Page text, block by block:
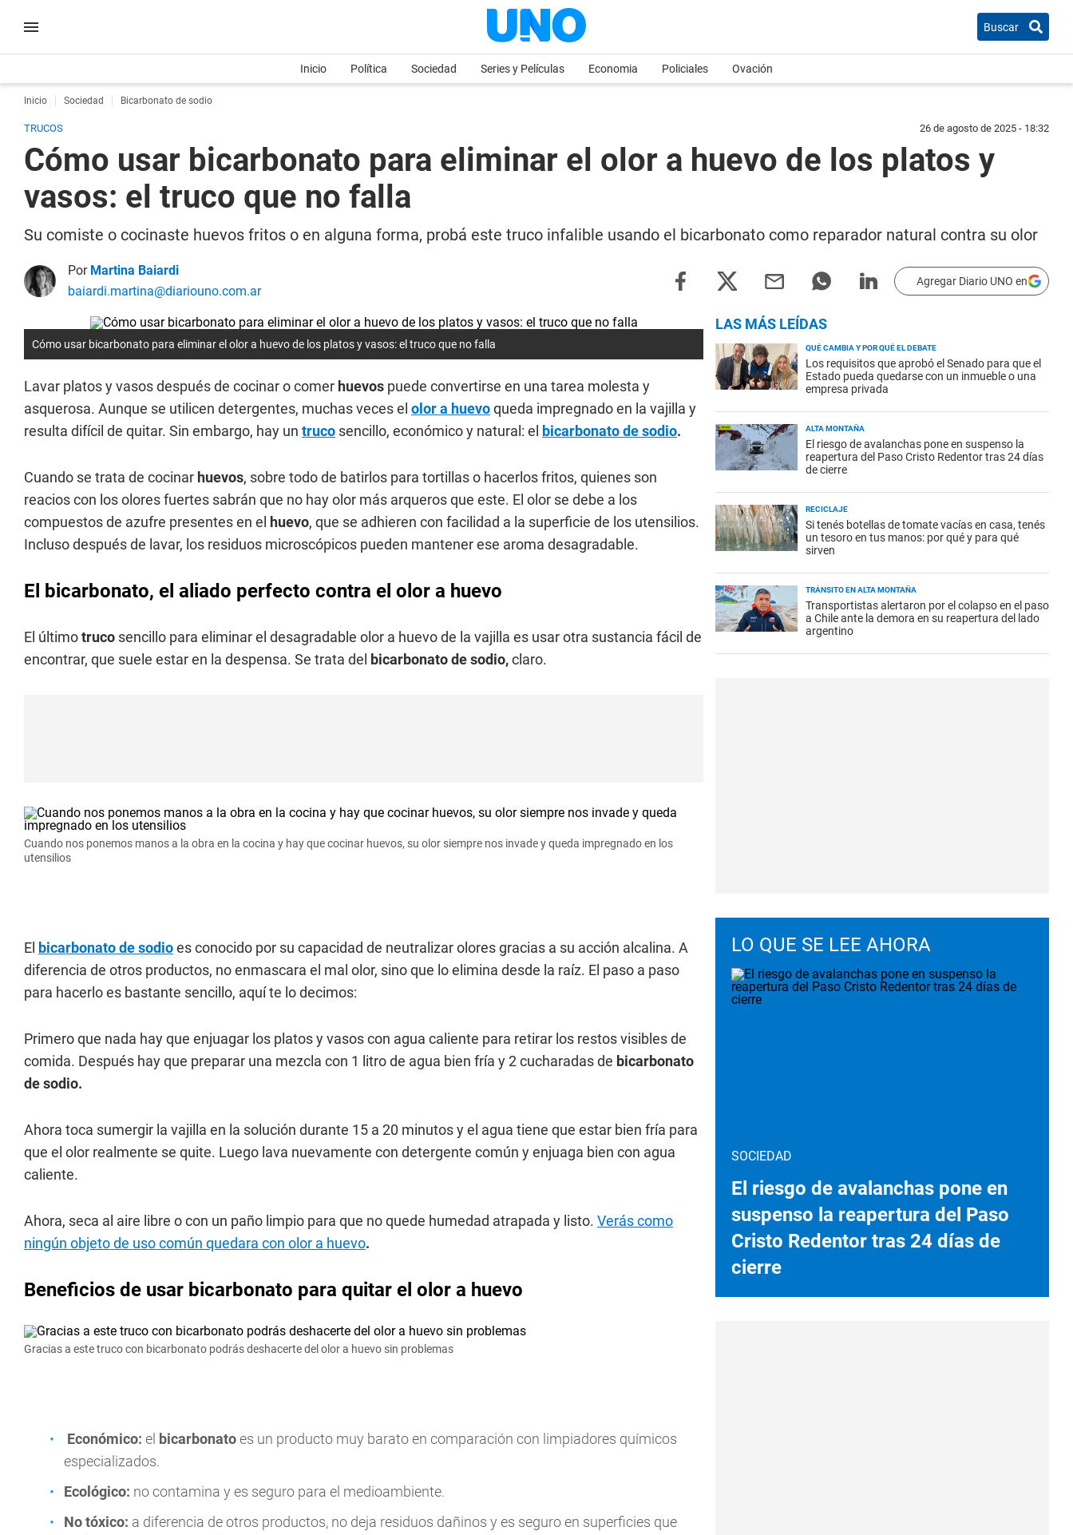
Buscar
Inicio Política Sociedad Series y Películas Economia Policiales Ovación
Inicio Sociedad Bicarbonato de sodio
TRUCOS 26 de agosto de 2025 - 18:32
Cómo usar bicarbonato para eliminar el olor a huevo de los platos y
vasos: el truco que no falla
Su comiste o cocinaste huevos fritos o en alguna forma, probá este truco infalible usando el bicarbonato como reparador natural contra su olor
Por Martina Baiardi
baiardi.martina@diariouno.com.ar
Agregar Diario UNO en
Cómo usar bicarbonato para eliminar el olor a huevo de los platos y vasos: el truco que no falla
Lavar platos y vasos después de cocinar o comer huevos puede convertirse en una tarea molesta y
asquerosa. Aunque se utilicen detergentes, muchas veces el olor a huevoqueda impregnado en la vajilla y
resulta difícil de quitar. Sin embargo, hay un truco sencillo, económico y natural: el bicarbonato de sodio.
Cuando se trata de cocinar huevos, sobre todo de batirlos para tortillas o hacerlos fritos, quienes son
reacios con los olores fuertes sabrán que no hay olor más arqueros que este. El olor se debe a los
compuestos de azufre presentes en el huevo, que se adhieren con facilidad a la superficie de los utensilios.
Incluso después de lavar, los residuos microscópicos pueden mantener ese aroma desagradable.
El bicarbonato, el aliado perfecto contra el olor a huevo
El últimotruco sencillo para eliminar el desagradable olor a huevo de la vajilla es usar otra sustancia fácil de
encontrar, que suele estar en la despensa. Se trata del bicarbonato de sodio,claro.
Cuando nos ponemos manos a la obra en la cocina y hay que cocinar huevos, su olor siempre nos invade y queda impregnado en los
utensilios
El bicarbonato de sodioes conocido por su capacidad de neutralizar olores gracias a su acción alcalina. A
diferencia de otros productos, no enmascara el mal olor, sino que lo elimina desde la raíz. El paso a paso
para hacerlo es bastante sencillo, aquí te lo decimos:
Primero que nada hay que enjuagar los platos y vasos con agua caliente para retirar los restos visibles de
comida. Después hay que preparar una mezcla con 1 litro de agua bien fría y 2 cucharadas de bicarbonato
de sodio.
Ahora toca sumergir la vajilla en la solución durante 15 a 20 minutos y el agua tiene que estar bien fría para
que el olor realmente se quite. Luego lava nuevamente con detergente común y enjuaga bien con agua
caliente.
Ahora, seca al aire libre o con un paño limpio para que no quede humedad atrapada y listo. Verás como
ningún objeto de uso común quedara con olor a huevo.
Beneficios de usar bicarbonato para quitar el olor a huevo
Gracias a este truco con bicarbonato podrás deshacerte del olor a huevo sin problemas
Económico: el bicarbonatoes un producto muy barato en comparación con limpiadores químicos
especializados.
Ecológico: no contamina y es seguro para el medioambiente.
No tóxico: a diferencia de otros productos, no deja residuos dañinos y es seguro en superficies que
LAS MÁS LEÍDAS
QUÉ CAMBIA Y POR QUÉ EL DEBATE
Los requisitos que aprobó el Senado para que el
Estado pueda quedarse con un inmueble o una
empresa privada
ALTA MONTAÑA
El riesgo de avalanchas pone en suspenso la
reapertura del Paso Cristo Redentor tras 24 días
de cierre
RECICLAJE
Si tenés botellas de tomate vacías en casa, tenés
un tesoro en tus manos: por qué y para qué
sirven
TRÁNSITO EN ALTA MONTAÑA
Transportistas alertaron por el colapso en el paso
a Chile ante la demora en su reapertura del lado
argentino
LO QUE SE LEE AHORA
SOCIEDAD
El riesgo de avalanchas pone en
suspenso la reapertura del Paso
Cristo Redentor tras 24 días de
cierre